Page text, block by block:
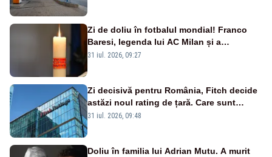
Zi de doliu în fotbalul mondial! Franco
Baresi, legenda lui AC Milan și a
naționalei Italiei, a murit
31 iul. 2026, 09:27
Zi decisivă pentru România, Fitch decide
astăzi noul rating de țară. Care sunt
efectele retrogradării la categoria „junk”
31 iul. 2026, 09:48
Doliu în familia lui Adrian Mutu. A murit